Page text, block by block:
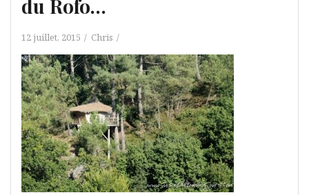
du Rofo…
12 juillet, 2015 Chris